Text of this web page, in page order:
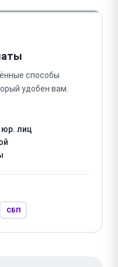
способы
удобен вам.
юр. лиц
СБП